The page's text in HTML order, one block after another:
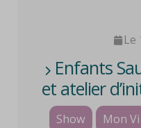
Le
Enfants
et atelier
et
Show
Mon